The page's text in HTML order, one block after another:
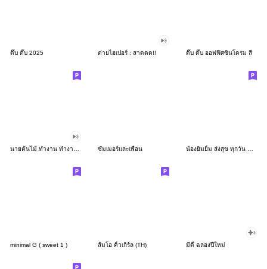
ดึ๊บ ดึ๊บ 2025 ต่ายไฮเปอร์ : สาดดด!! ดึ๊บ ดึ๊บ ออฟฟิศซินโดรม สี่
ซัมเมอร์และเพื่อน
minimal G ( sweet 1 ) ส้มโอ คิ้วเกิร์ล (TH) มีดี้ ฉลองปีใหม่